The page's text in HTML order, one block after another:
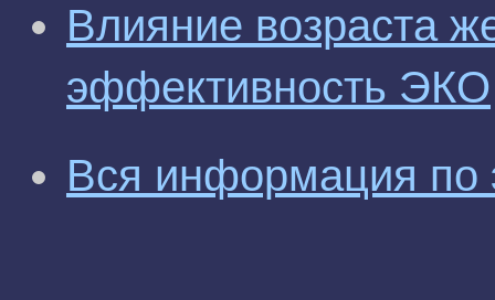
Влияние возраста
эффективность ЭКО
Вся информация по